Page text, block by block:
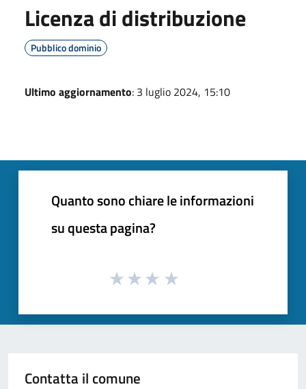
Licenza di distribuzione
Pubblico dominio
Ultimo aggiornamento: 3 luglio 2024, 15:10
Quanto sono chiare le informazioni
su questa pagina?
Contatta il comune